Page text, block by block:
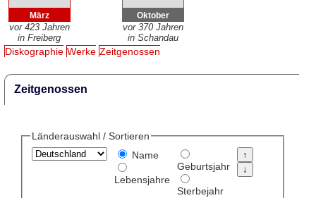
März
vor 423 Jahren
in Freiberg
Oktober
vor 370 Jahren
in Schandau
Diskographie Werke Zeitgenossen
Zeitgenossen
Länderauswahl / Sortieren
Name
Lebensjahre
Geburtsjahr
Sterbejahr